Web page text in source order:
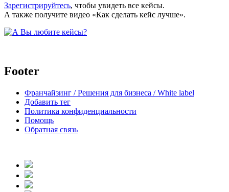
Зарегистрируйтесь, чтобы увидеть все кейсы.
А также получите видео «Как сделать кейс лучше».
Footer
Франчайзинг / Решения для бизнеса / White label
Добавить тег
Политика конфиденциальности
Помощь
Обратная связь